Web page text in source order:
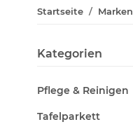
Startseite Marken
Kategorien
Pflege & Reinigen
Tafelparkett